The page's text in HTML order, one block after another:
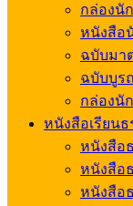
กล่องนั
หนังสือ
ฉบับมา
ฉบับบูร
กล่องนั
หนังสือเรียน
หนังสือ
หนังสือ
หนังสือ